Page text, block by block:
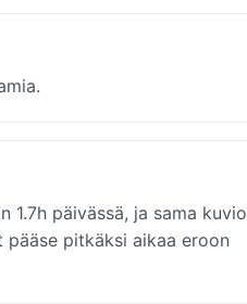
päivässä, ja sama kuvio
pitkäksi aikaa eroon